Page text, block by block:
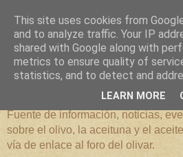
El mundo del
Fuente de información, noticias,
sobre el olivo, la aceituna y el
vía de enlace al foro del olivar.
This site uses cookies from
and to analyze traffic. Your IP
shared with Google along with
metrics to ensure quality of
statistics, and to detect and
LEARN MORE